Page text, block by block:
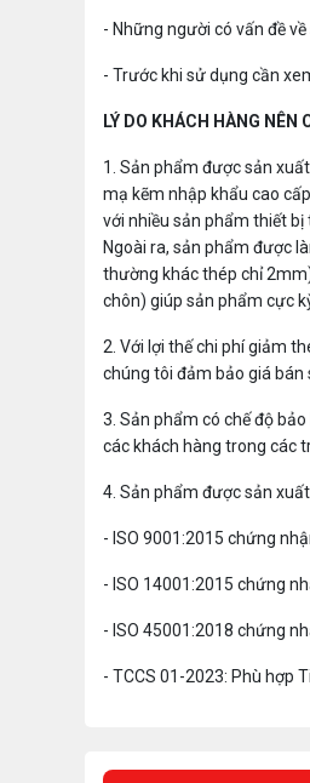
- Những người có vấn đề
- Trước khi sử dụng cần
LÝ DO KHÁCH HÀNG NÊN
1. Sản phẩm được sản
mạ kẽm nhập khẩu cao
với nhiều sản phẩm thiết bị
Ngoài ra, sản phẩm được
thường khác thép chỉ
chôn) giúp sản phẩm cực
2. Với lợi thế chi phí giảm
chúng tôi đảm bảo giá
3. Sản phẩm có chế độ
các khách hàng trong các
4. Sản phẩm được sản
- ISO 9001:2015 chứng
- ISO 14001:2015 chứng
- ISO 45001:2018 chứng
- TCCS 01-2023: Phù hợp